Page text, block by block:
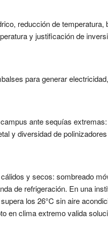
reducción de
y justificación de
para generar
ante sequías
y diversidad de
y secos: sombreado
de refrigeración. En una
los 26°C sin aire
en clima extremo valida